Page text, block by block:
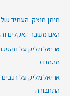
o
r
:
מימן מוצק: העתיד
האם משבר האקלים
אריאל מליק על
מהמנוע
אריאל מליק על
התחבורה